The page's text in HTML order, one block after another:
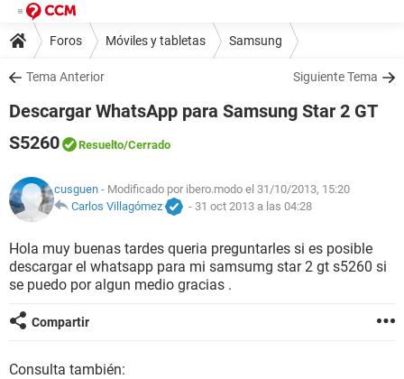
Foros Móviles y tabletas Samsung
Tema Anterior Siguiente Tema
Descargar WhatsApp para Samsung Star 2 GT
S5260
Resuelto/Cerrado
cusguen - Modificado por ibero.modo el 31/10/2013, 15:20
Carlos Villagómez
- 31 oct 2013 a las 04:28
Hola muy buenas tardes queria preguntarles si es posible
descargar el whatsapp para mi samsumg star 2 gt s5260 si
se puedo por algun medio gracias .
Compartir
Consulta también: